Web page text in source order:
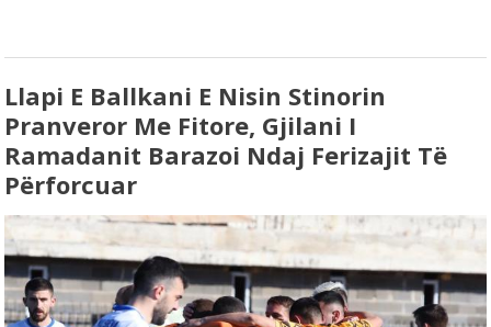
Llapi E Ballkani E Nisin Stinorin
Pranveror Me Fitore, Gjilani I
Ramadanit Barazoi Ndaj Ferizajit Të
Përforcuar